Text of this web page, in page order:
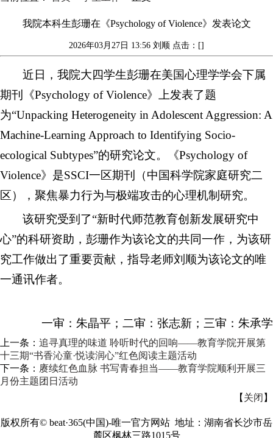
我院本科生彭珊在《Psychology of Violence》发表论文
2026年03月27日 13:56 刘顺 点击：[]
近日，我院大四学生彭珊在美国心理学学会下属
期刊《Psychology of Violence》上发表了题
为“Unpacking Heterogeneity in Adolescent Aggression: A
Machine-Learning Approach to Identifying Socio-
ecological Subtypes”的研究论文。《Psychology of
Violence》是SSCI一区期刊（中国科学院家庭研究二
区），聚焦暴力行为与极端攻击的心理机制研究。
该研究受到了“新时代师范教育创新发展研究中
心”的科研资助，彭珊作为该论文的共同一作，为该研
究工作做出了重要贡献，指导老师刘顺为该论文的唯
一通讯作者。
一审：朱晶平；二审：张志新；三审：朱承学
上一条： 追寻真理的味道 聆听时代的回响——教育学院开展第
十三期“书香沁童·悦读润心”红色阅读主题活动
下一条： 赓续红色血脉 书写青春担当——教育学院顺利开展三
月份主题团日活动
【 关闭 】
版权所有© beat·365(中国)-唯一官方网站 地址：湖南省长沙市岳
麓区枫林三路1015号